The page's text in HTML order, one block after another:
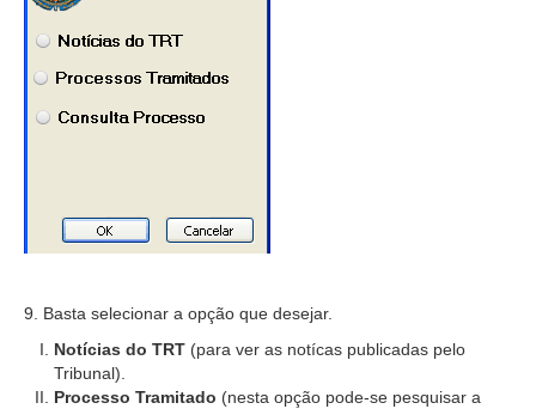
Espaço do Servidor
Leilão Público
Mapa do site
META 9 do CNJ
9. Basta selecionar a opção que desejar.
Notícias do TRT (para ver as notícas publicadas pelo
Tribunal).
Processo Tramitado (nesta opção pode-se pesquisar a